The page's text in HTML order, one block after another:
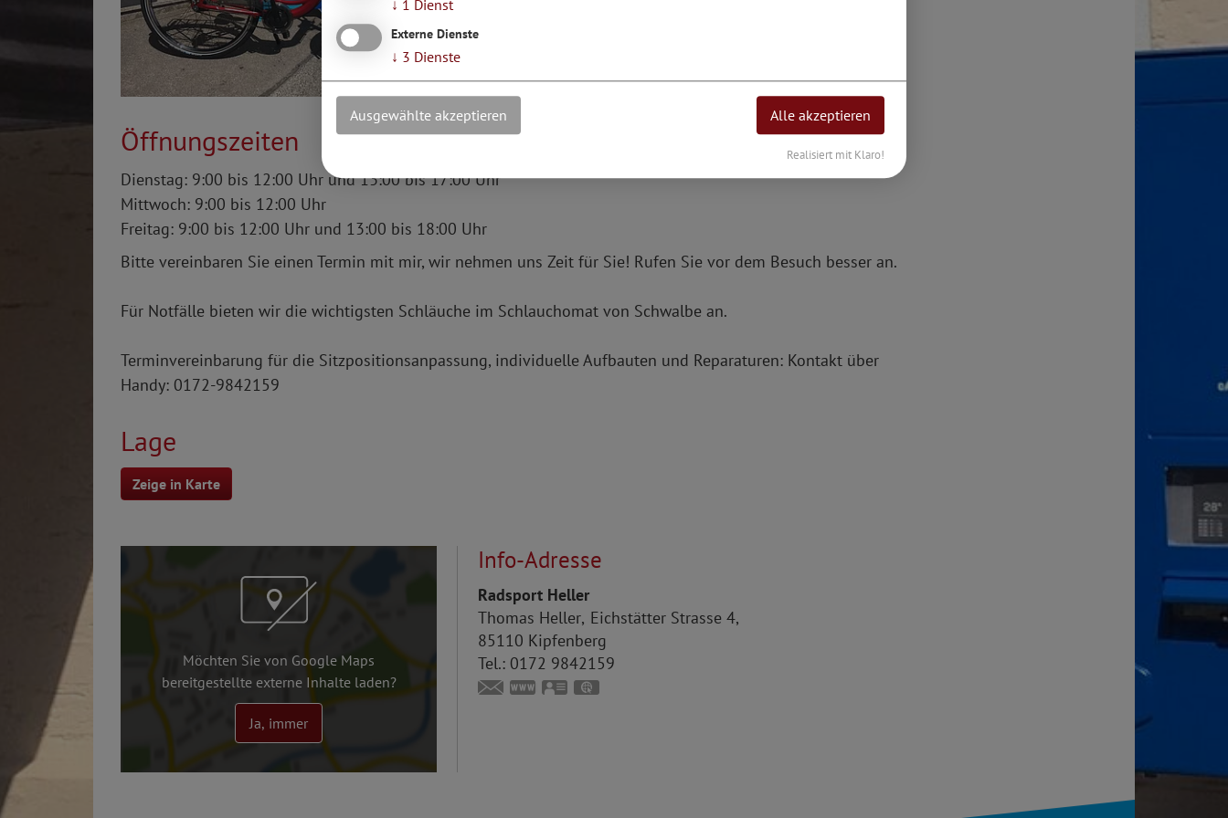
Öffnungszeiten
Dienstag: 9:00 bis 12:00 Uhr und 13:00 bis 17:00 Uhr
Mittwoch: 9:00 bis 12:00 Uhr
Freitag: 9:00 bis 12:00 Uhr und 13:00 bis 18:00 Uhr
Bitte vereinbaren Sie einen Termin mit mir, wir nehmen uns Zeit für Sie! Rufen Sie vor dem Besuch besser an.
Für Notfälle bieten wir die wichtigsten Schläuche im Schlauchomat von Schwalbe an.
Terminvereinbarung für die Sitzpositionsanpassung, individuelle Aufbauten und Reparaturen: Kontakt über
Handy: 0172-9842159
Lage
Zeige in Karte
Möchten Sie von Google Maps
bereitgestellte externe Inhalte laden?
Ja, immer
Info-Adresse
Radsport Heller
Thomas Heller Eichstätter Strasse 4
85110 Kipfenberg
Tel.: 0172 9842159
info@radsport-heller.de
https://www.radsport-heller.de
vCard
↓ 1 Dienst
Externe Dienste
↓ 3 Dienste
Ausgewählte akzeptieren Alle akzeptieren
Realisiert mit Klaro!